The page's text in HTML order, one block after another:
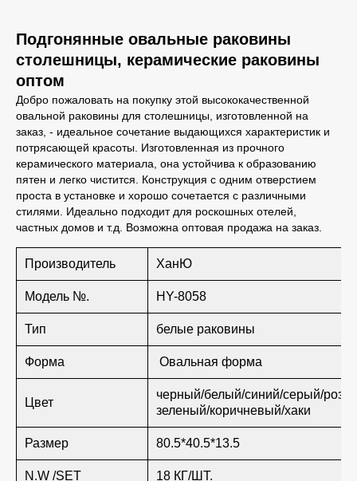
Подгонянные овальные раковины
столешницы, керамические раковины
оптом
Добро пожаловать на покупку этой высококачественной
овальной раковины для столешницы, изготовленной на
заказ, - идеальное сочетание выдающихся характеристик и
потрясающей красоты. Изготовленная из прочного
керамического материала, она устойчива к образованию
пятен и легко чистится. Конструкция с одним отверстием
проста в установке и хорошо сочетается с различными
стилями. Идеально подходит для роскошных отелей,
частных домов и т.д. Возможна оптовая продажа на заказ.
Производитель ХанЮ
Модель №. HY-8058
Тип белые раковины
Форма Овальная форма
Цвет
черный/белый/синий/серый/
зеленый/коричневый/хаки
Размер 80.5*40.5*13.5
N.W /SET 18 КГ/ШТ.